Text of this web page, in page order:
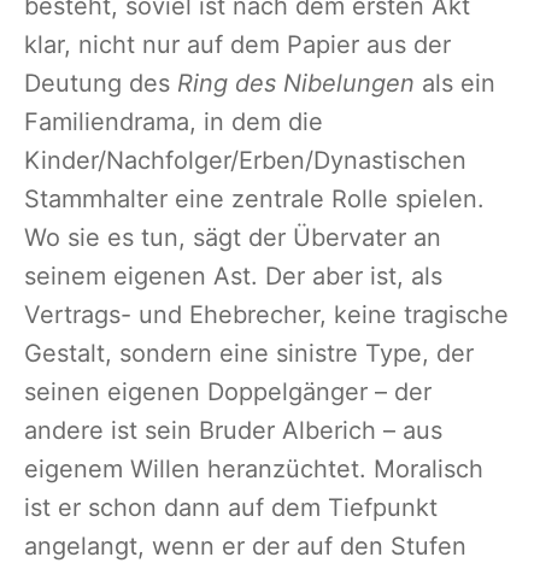
besteht, soviel ist nach dem ersten Akt
klar, nicht nur auf dem Papier aus der
Deutung des Ring des Nibelungen als ein
Familiendrama, in dem die
Kinder/Nachfolger/Erben/Dynastischen
Stammhalter eine zentrale Rolle spielen.
Wo sie es tun, sägt der Übervater an
seinem eigenen Ast. Der aber ist, als
Vertrags- und Ehebrecher, keine tragische
Gestalt, sondern eine sinistre Type, der
seinen eigenen Doppelgänger – der
andere ist sein Bruder Alberich – aus
eigenem Willen heranzüchtet. Moralisch
ist er schon dann auf dem Tiefpunkt
angelangt, wenn er der auf den Stufen